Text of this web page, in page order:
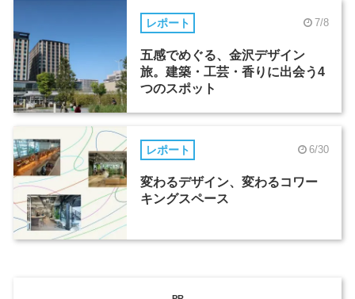
レポート 7/8
五感でめぐる、金沢デザイン
旅。建築・工芸・香りに出会う4
つのスポット
レポート 6/30
変わるデザイン、変わるコワー
キングスペース